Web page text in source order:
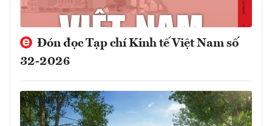
Đón đọc Tạp chí Kinh tế Việt Nam số
32-2026